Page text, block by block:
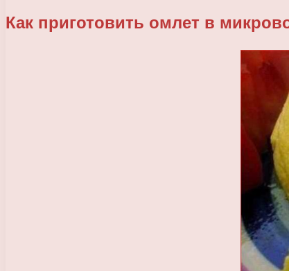
Как приготовить омлет в